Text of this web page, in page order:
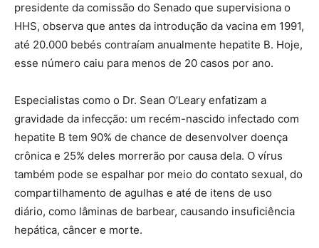
presidente da comissão do Senado que supervisiona o
HHS, observa que antes da introdução da vacina em 1991,
até 20.000 bebés contraíam anualmente hepatite B. Hoje,
esse número caiu para menos de 20 casos por ano.
Especialistas como o Dr. Sean O’Leary enfatizam a
gravidade da infecção: um recém-nascido infectado com
hepatite B tem 90% de chance de desenvolver doença
crônica e 25% deles morrerão por causa dela. O vírus
também pode se espalhar por meio do contato sexual, do
compartilhamento de agulhas e até de itens de uso
diário, como lâminas de barbear, causando insuficiência
hepática, câncer e morte.